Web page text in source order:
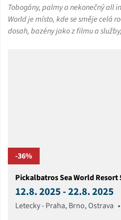
Tobogány, palmy a nekonečný all
World je místo, kde se směje celá
dosah, bazény jako z filmu a
-36%
Pickalbatros Sea World Resort
12.8. 2025 - 22.8. 2025
Letecky - Praha, Brno, Ostrava